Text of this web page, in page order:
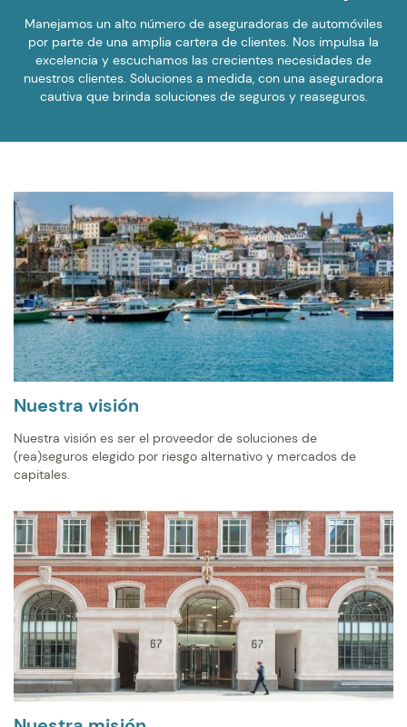
Manejamos un alto número de aseguradoras de automóviles
por parte de una amplia cartera de clientes. Nos impulsa la
excelencia y escuchamos las crecientes necesidades de
nuestros clientes. Soluciones a medida, con una aseguradora
cautiva que brinda soluciones de seguros y reaseguros.
Nuestra visión
Nuestra visión es ser el proveedor de soluciones de
(rea)seguros elegido por riesgo alternativo y mercados de
capitales.